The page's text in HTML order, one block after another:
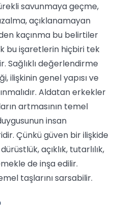
savunmaya geçme,
açıklanamayan
kaçınma bu belirtiler
bu işaretlerin hiçbiri tek
Sağlıklı değerlendirme
ilişkinin genel yapısı ve
Aldatan erkekler
artmasının temel
insan
Çünkü güven bir ilişkide
açıklık, tutarlılık,
de inşa edilir.
taşlarını sarsabilir.